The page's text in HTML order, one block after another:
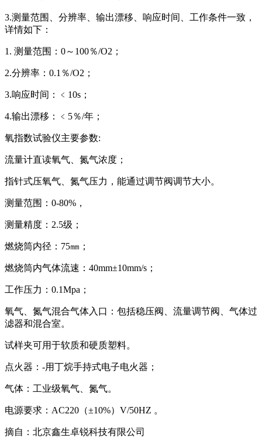
3.测量范围、分辨率、输出漂移、响应时间、工作条件一致，
详情如下：
1. 测量范围：0～100％/O2；
2.分辨率：0.1％/O2；
3.响应时间：﹤10s；
4.输出漂移：﹤5％/年；
氧指数试验仪主要参数:
流量计直读氧气、氮气浓度；
指针式压氧气、氮气压力，能通过调节阀调节大小。
测量范围：0-80%，
测量精度：2.5级；
燃烧筒内径：75㎜；
燃烧筒内气体流速：40mm±10mm/s；
工作压力：0.1Mpa；
氧气、氮气混合气体入口：包括稳压阀、流量调节阀、气体过
滤器和混合室。
试样夹可用于软质和硬质塑料。
点火器：-用丁烷手持式电子电火器；
气体：工业级氧气、氮气。
电源要求：AC220（±10%）V/50HZ 。
摘自：北京鑫生卓锐科技有限公司